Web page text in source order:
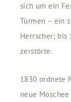
sich um ein
Türmen – ein
Herrscher; bis
zerstörte.
1830 ordnete
neue